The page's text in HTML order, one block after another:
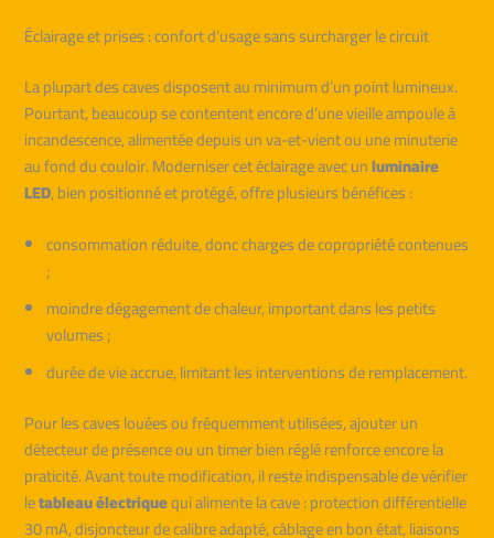
Éclairage et prises : confort d’usage sans surcharger le circuit
La plupart des caves disposent au minimum d’un point lumineux.
Pourtant, beaucoup se contentent encore d’une vieille ampoule à
incandescence, alimentée depuis un va-et-vient ou une minuterie
au fond du couloir. Moderniser cet éclairage avec unluminaire
LED, bien positionné et protégé, offre plusieurs bénéfices :
consommation réduite, donc charges de copropriété contenues
;
moindre dégagement de chaleur, important dans les petits
volumes ;
durée de vie accrue, limitant les interventions de remplacement.
Pour les caves louées ou fréquemment utilisées, ajouter un
détecteur de présence ou un timer bien réglé renforce encore la
praticité. Avant toute modification, il reste indispensable de vérifier
letableau électriquequi alimente la cave : protection différentielle
30 mA, disjoncteur de calibre adapté, câblage en bon état, liaisons